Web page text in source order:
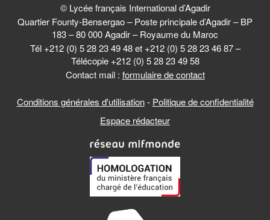
© Lycée français International d’Agadir
Quartier Founty-Bensergao – Poste principale d’Agadir – BP
183 – 80 000 Agadir – Royaume du Maroc
Tél +212 (0) 5 28 23 49 48 et +212 (0) 5 28 23 46 87 –
Télécopie +212 (0) 5 28 23 49 58
Contact mail : formulaire de contact
Conditions générales d'utilisation- Politique de confidentialité
Espace rédacteur